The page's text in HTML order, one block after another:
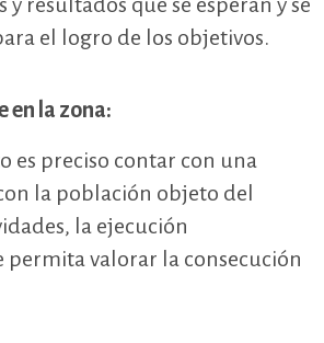
el logro de los objetivos.
en la zona:
es preciso contar con una
la población objeto del
la ejecución
permita valorar la consecución